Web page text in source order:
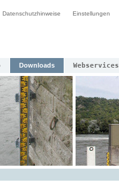
Datenschutzhinweise Einstellungen
Downloads Webservices